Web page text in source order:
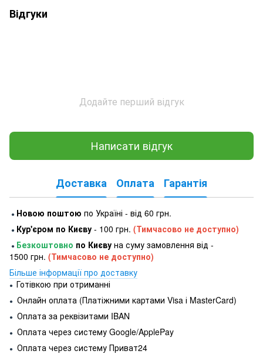
Відгуки
Додайте перший відгук
Написати відгук
Доставка Оплата Гарантія
● Новою поштою по Україні - від 60 грн.
● Кур'єром по Києву - 100 грн. (Тимчасово не доступно)
● Безкоштовно по Києву на суму замовлення від -
1500 грн. (Тимчасово не доступно)
Більше інформації про доставку
● Готівкою при отриманні
● Онлайн оплата (Платіжними картами Visa і MasterCard)
● Оплата за реквізитами IBAN
● Оплата через систему Google/ApplePay
● Оплата через систему Приват24